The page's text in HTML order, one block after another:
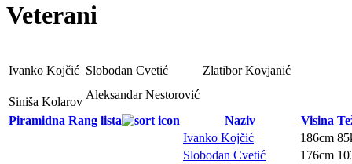
Veterani
Ivanko Kojčić Slobodan Cvetić Zlatibor Kovjanić
Siniša Kolarov
Aleksandar Nestorović
Piramidna Rang lista
Naziv Visina
Ivanko Kojčić
186cm
Slobodan Cvetić
176cm